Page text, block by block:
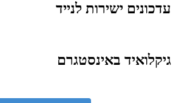
עדכונים ישירות לנייד
גיקלואיד באינסטגרם